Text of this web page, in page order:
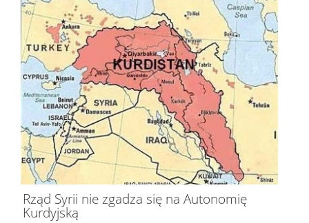
Rząd Syrii nie zgadza się na Autonomię
Kurdyjską